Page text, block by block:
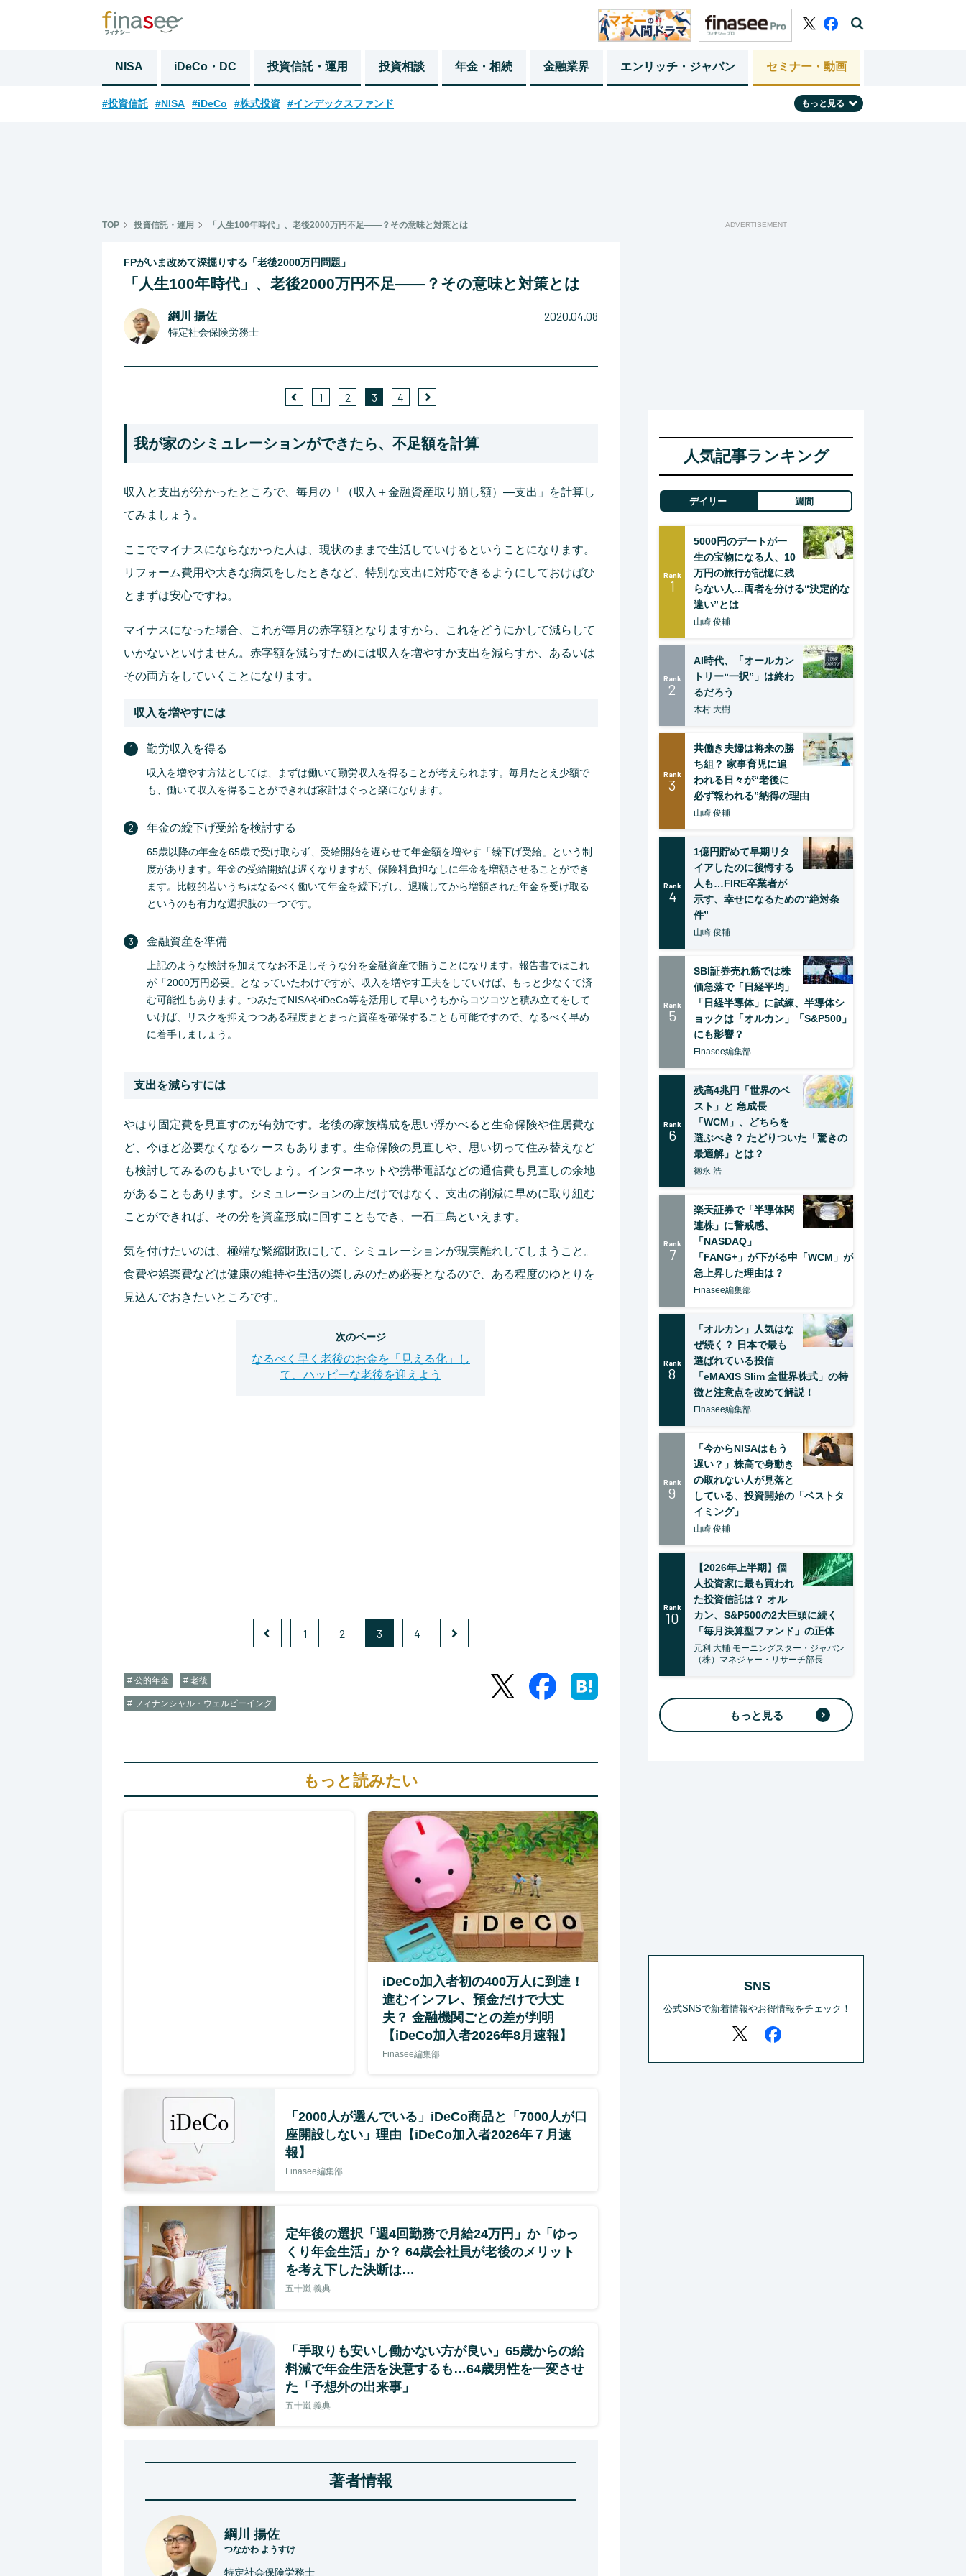
NISA iDeCo・DC 投資信託・運用 投資相談 年金・相続 金融業界 エンリッチ・ジャパン セミナー・動画
#投資信託 #NISA #iDeCo #株式投資 #インデックスファンド もっと見る
TOP 投資信託・運用 「人生100年時代」、老後2000万円不足――？その意味と対策とは
FPがいま改めて深掘りする「老後2000万円問題」
「人生100年時代」、老後2000万円不足――？その意味と対策とは
綱川 揚佐
特定社会保険労務士
2020.04.08
1 2 3 4
我が家のシミュレーションができたら、不足額を計算
収入と支出が分かったところで、毎月の「（収入＋金融資産取り崩し額）―支出」を計算し
てみましょう。
ここでマイナスにならなかった人は、現状のままで生活していけるということになります。
リフォーム費用や大きな病気をしたときなど、特別な支出に対応できるようにしておけばひ
とまずは安心ですね。
マイナスになった場合、これが毎月の赤字額となりますから、これをどうにかして減らして
いかないといけません。赤字額を減らすためには収入を増やすか支出を減らすか、あるいは
その両方をしていくことになります。
収入を増やすには
勤労収入を得る
収入を増やす方法としては、まずは働いて勤労収入を得ることが考えられます。毎月たとえ少額で
も、働いて収入を得ることができれば家計はぐっと楽になります。
年金の繰下げ受給を検討する
65歳以降の年金を65歳で受け取らず、受給開始を遅らせて年金額を増やす「繰下げ受給」という制
度があります。年金の受給開始は遅くなりますが、保険料負担なしに年金を増額させることができ
ます。比較的若いうちはなるべく働いて年金を繰下げし、退職してから増額された年金を受け取る
というのも有力な選択肢の一つです。
金融資産を準備
上記のような検討を加えてなお不足しそうな分を金融資産で賄うことになります。報告書ではこれ
が「2000万円必要」となっていたわけですが、収入を増やす工夫をしていけば、もっと少なくて済
む可能性もあります。つみたてNISAやiDeCo等を活用して早いうちからコツコツと積み立てをして
いけば、リスクを抑えつつある程度まとまった資産を確保することも可能ですので、なるべく早め
に着手しましょう。
支出を減らすには
やはり固定費を見直すのが有効です。老後の家族構成を思い浮かべると生命保険や住居費な
ど、今ほど必要なくなるケースもあります。生命保険の見直しや、思い切って住み替えなど
も検討してみるのもよいでしょう。インターネットや携帯電話などの通信費も見直しの余地
があることもあります。シミュレーションの上だけではなく、支出の削減に早めに取り組む
ことができれば、その分を資産形成に回すこともでき、一石二鳥といえます。
気を付けたいのは、極端な緊縮財政にして、シミュレーションが現実離れしてしまうこと。
食費や娯楽費などは健康の維持や生活の楽しみのため必要となるので、ある程度のゆとりを
見込んでおきたいところです。
次のページ
なるべく早く老後のお金を「見える化」し
て、ハッピーな老後を迎えよう
1 2 3 4
# 公的年金 # 老後
# フィナンシャル・ウェルビーイング
もっと読みたい
iDeCo加入者初の400万人に到達！
進むインフレ、預金だけで大丈
夫？ 金融機関ごとの差が判明
【iDeCo加入者2026年8月速報】
Finasee編集部
「2000人が選んでいる」iDeCo商品と「7000人が口
座開設しない」理由【iDeCo加入者2026年７月速
報】
Finasee編集部
定年後の選択「週4回勤務で月給24万円」か「ゆっ
くり年金生活」か？ 64歳会社員が老後のメリット
を考え下した決断は…
五十嵐 義典
「手取りも安いし働かない方が良い」65歳からの給
料減で年金生活を決意するも…64歳男性を一変させ
た「予想外の出来事」
五十嵐 義典
著者情報
綱川 揚佐
つなかわ ようすけ
特定社会保険労務士
ADVERTISEMENT
人気記事ランキング
デイリー 週間
Rank
1
5000円のデートが一
生の宝物になる人、10
万円の旅行が記憶に残
らない人…両者を分ける“決定的な
違い”とは
山崎 俊輔
Rank
2
AI時代、「オールカン
トリー“一択”」は終わ
るだろう
木村 大樹
Rank
3
共働き夫婦は将来の勝
ち組？ 家事育児に追
われる日々が“老後に
必ず報われる”納得の理由
山崎 俊輔
Rank
4
1億円貯めて早期リタ
イアしたのに後悔する
人も…FIRE卒業者が
示す、幸せになるための“絶対条
件”
山崎 俊輔
Rank
5
SBI証券売れ筋では株
価急落で「日経平均」
「日経半導体」に試練、半導体シ
ョックは「オルカン」「S&P500」
にも影響？
Finasee編集部
Rank
6
残高4兆円「世界のベ
スト」と 急成長
「WCM」、どちらを
選ぶべき？ たどりついた「驚きの
最適解」とは？
徳永 浩
Rank
7
楽天証券で「半導体関
連株」に警戒感、
「NASDAQ」
「FANG+」が下がる中「WCM」が
急上昇した理由は？
Finasee編集部
Rank
8
「オルカン」人気はな
ぜ続く？ 日本で最も
選ばれている投信
「eMAXIS Slim 全世界株式」の特
徴と注意点を改めて解説！
Finasee編集部
Rank
9
「今からNISAはもう
遅い？」株高で身動き
の取れない人が見落と
している、投資開始の「ベストタ
イミング」
山崎 俊輔
Rank
10
【2026年上半期】個
人投資家に最も買われ
た投資信託は？ オル
カン、S&P500の2大巨頭に続く
「毎月決算型ファンド」の正体
元利 大輔 モーニングスター・ジャパン
（株）マネジャー・リサーチ部長
もっと見る
SNS
公式SNSで新着情報やお得情報をチェック！